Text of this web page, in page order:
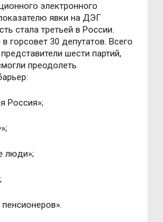
электронного
явки на ДЭГ
стала третьей в России.
горсовет 30 депутатов.Всего
шести партий,
преодолеть
Россия»;
»;
люди»;
;
пенсионеров».